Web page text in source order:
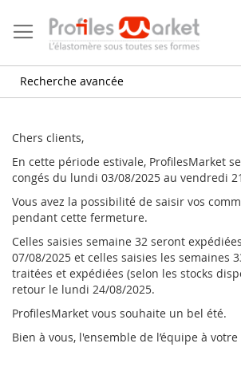
au
contenu
Recherche avancée
Chers clients,
En cette période estivale, ProfilesMarket
congés du lundi 03/08/2025 au vendredi
Vous avez la possibilité de saisir vos
pendant cette fermeture.
Celles saisies semaine 32 seront
07/08/2025 et celles saisies les semaines
traitées et expédiées (selon les stocks
retour le lundi 24/08/2025.
ProfilesMarket vous souhaite un bel été.
Bien à vous, l'ensemble de l’équipe à votre